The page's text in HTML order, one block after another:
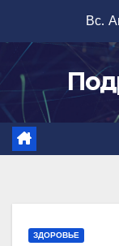
содержимому
Вс.
ЗДОРОВЬЕ